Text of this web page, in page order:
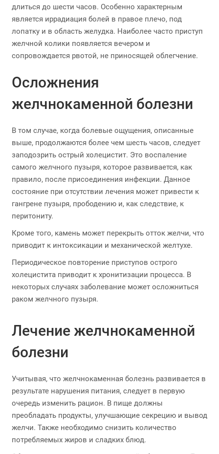
длиться до шести часов. Особенно характерным
является иррадиация болей в правое плечо, под
лопатку и в область желудка. Наиболее часто приступ
желчной колики появляется вечером и
сопровождается рвотой, не приносящей облегчение.
Осложнения
желчнокаменной болезни
В том случае, когда болевые ощущения, описанные
выше, продолжаются более чем шесть часов, следует
заподозрить острый холецистит. Это воспаление
самого желчного пузыря, которое развивается, как
правило, после присоединения инфекции. Данное
состояние при отсутствии лечения может привести к
гангрене пузыря, прободению и, как следствие, к
перитониту.
Кроме того, камень может перекрыть отток желчи, что
приводит к интоксикации и механической желтухе.
Периодическое повторение приступов острого
холецистита приводит к хронитизации процесса. В
некоторых случаях заболевание может осложниться
раком желчного пузыря.
Лечение желчнокаменной
болезни
Учитывая, что желчнокаменная болезнь развивается в
результате нарушения питания, следует в первую
очередь изменить рацион. В пище должны
преобладать продукты, улучшающие секрецию и вывод
желчи. Также необходимо снизить количество
потребляемых жиров и сладких блюд.